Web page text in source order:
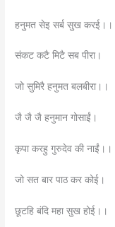
हनुमत सेइ सर्ब सुख करई।।
संकट कटै मिटै सब पीरा।
जो सुमिरै हनुमत बलबीरा।।
जै जै जै हनुमान गोसाईं।
कृपा करहु गुरुदेव की नाईं।।
जो सत बार पाठ कर कोई।
छूटहि बंदि महा सुख होई।।